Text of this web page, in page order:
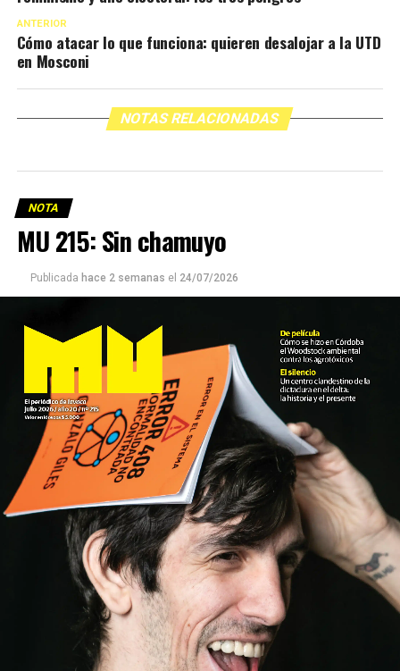
ANTERIOR
Cómo atacar lo que funciona: quieren desalojar a la UTD
en Mosconi
NOTAS RELACIONADAS
NOTA
MU 215: Sin chamuyo
Publicada hace 2 semanas el 24/07/2026